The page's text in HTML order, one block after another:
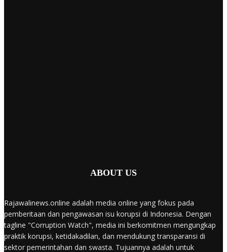
ABOUT US
Rajawalinews.online adalah media online yang fokus pada
pemberitaan dan pengawasan isu korupsi di Indonesia. Dengan
tagline "Corruption Watch", media ini berkomitmen mengungkap
praktik korupsi, ketidakadilan, dan mendukung transparansi di
sektor pemerintahan dan swasta. Tujuannya adalah untuk